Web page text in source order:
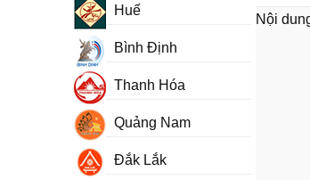
Nội
Huế
Bình Định
Thanh Hóa
Quảng Nam
Đắk Lắk